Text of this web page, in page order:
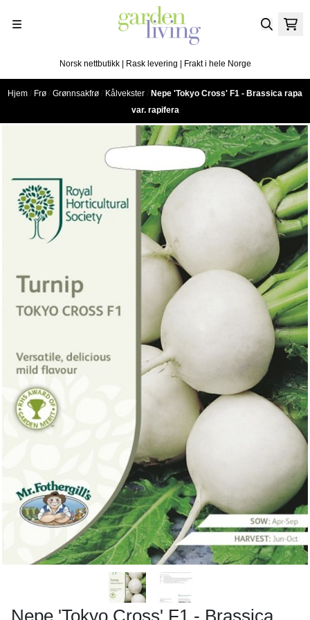
Norsk nettbutikk | Rask levering | Frakt i hele Norge
Hjem / Frø / Grønnsakfrø / Kålvekster / Nepe 'Tokyo Cross' F1 - Brassica rapa
var. rapifera
Nepe 'Tokyo Cross' F1 - Brassica